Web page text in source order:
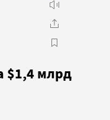
$1,4 млрд